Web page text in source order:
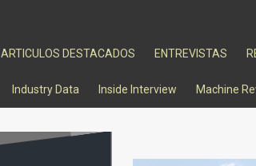
ARTICULOS DESTACADOS ENTREVISTAS
Industry Data Inside Interview Machine